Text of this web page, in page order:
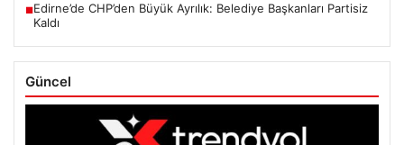
■Edirne’de CHP’den Büyük Ayrılık: Belediye Başkanları Partisiz
Kaldı
Güncel